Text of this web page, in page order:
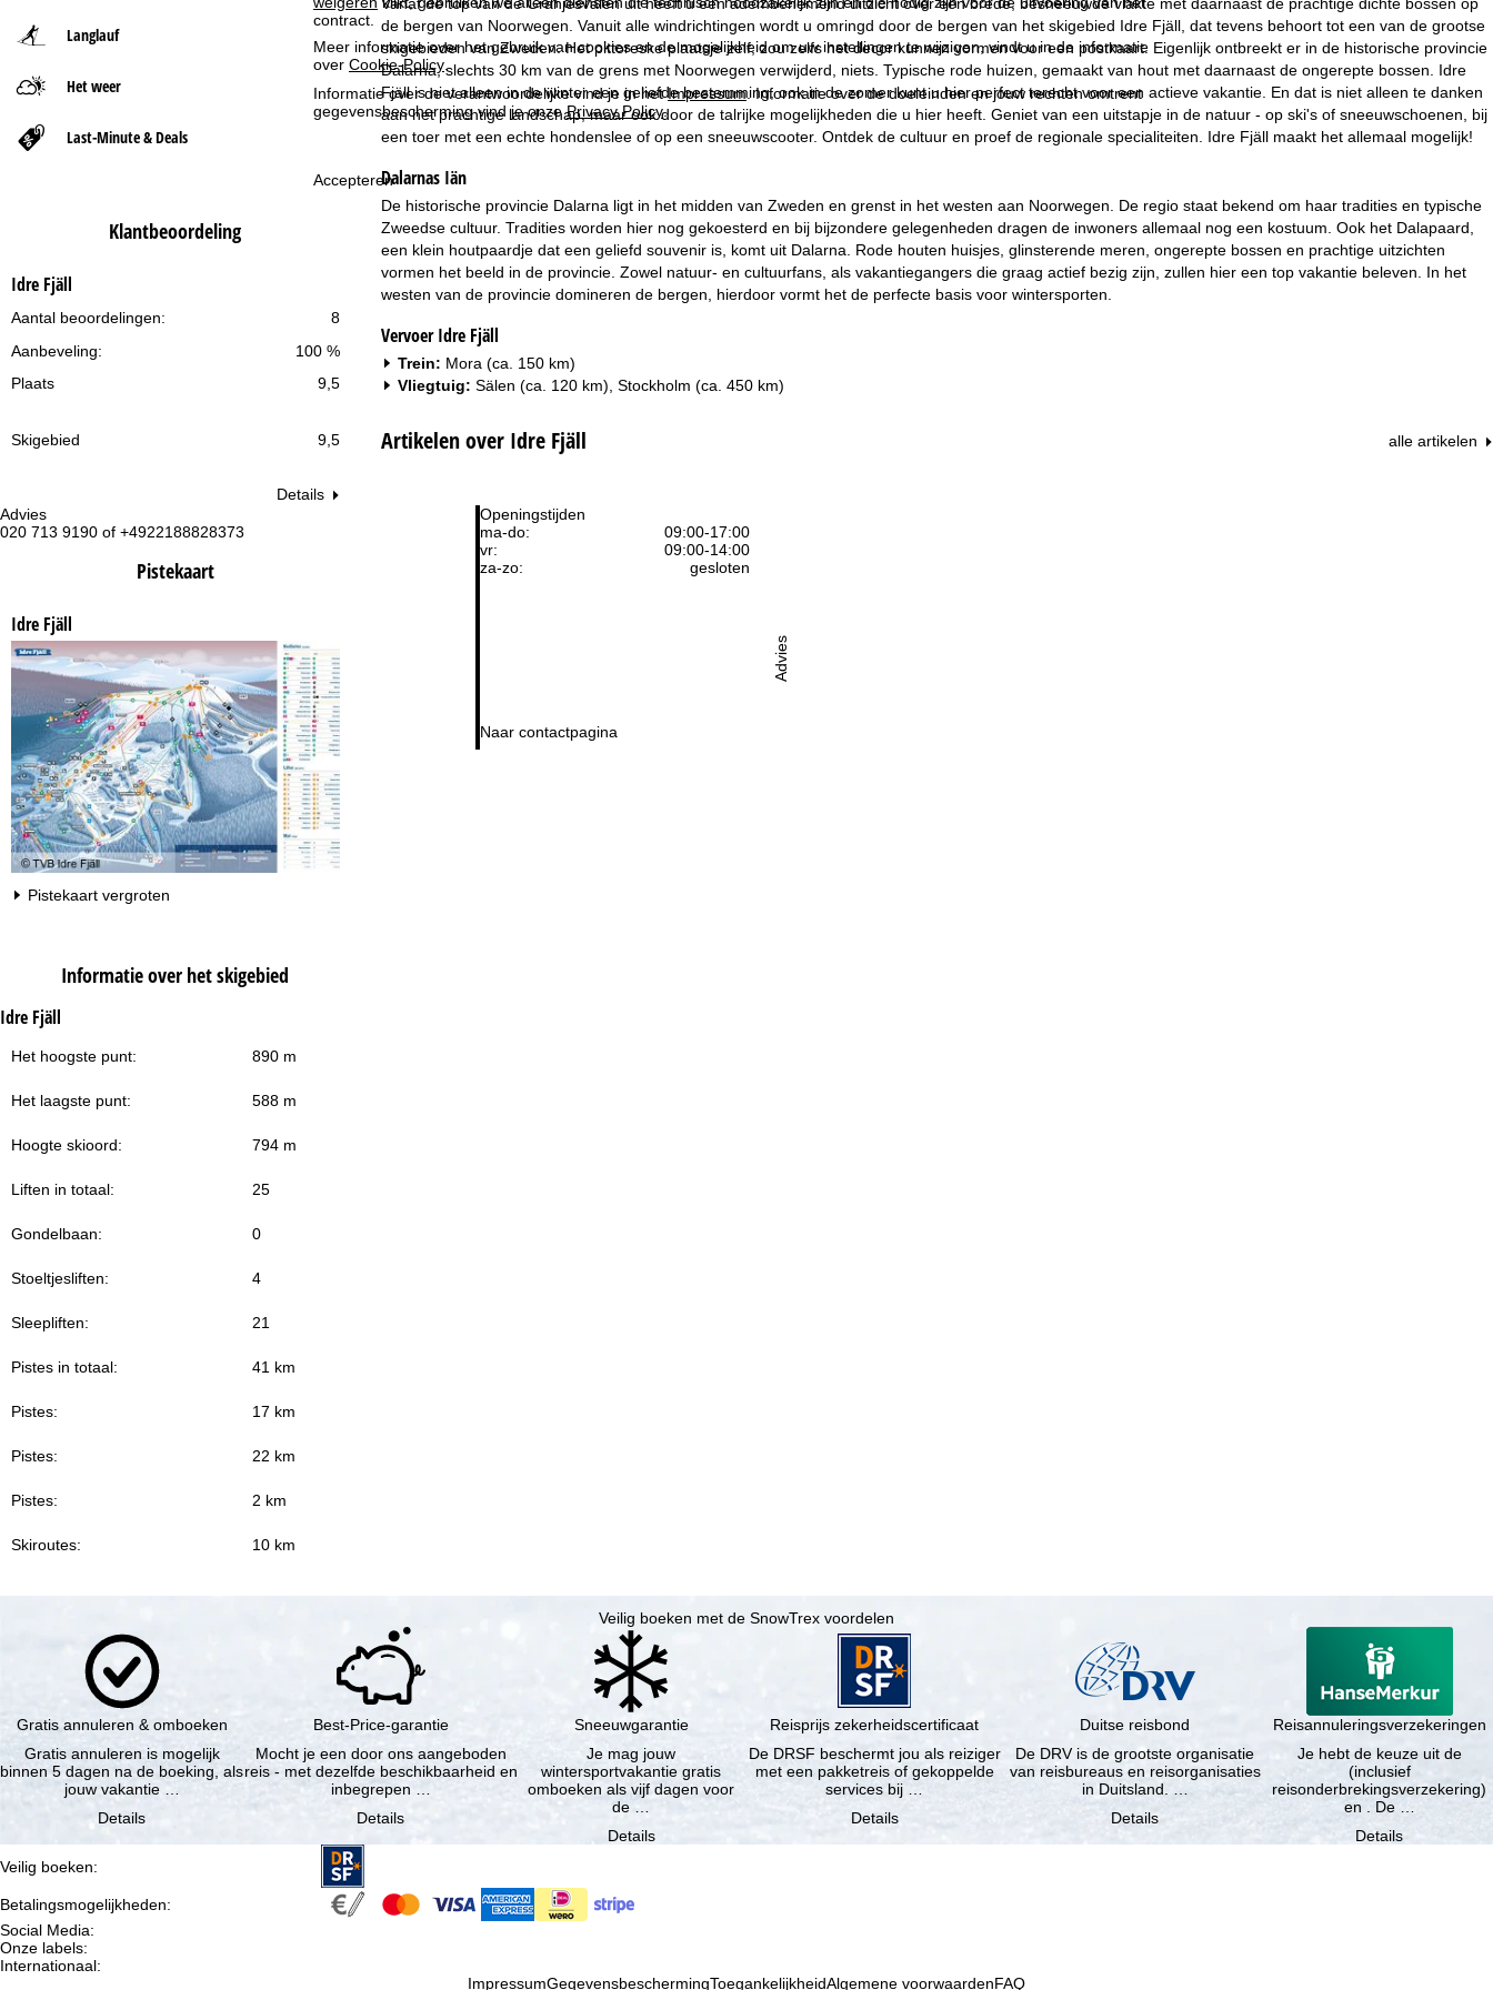
contract.
Meer informatie over het gebruik van cookies en de mogelijkheid om uw instellingen te wijzigen, vindt u in de informatie
over Cookie-Policy.
Informatie over de verantwoordelijke vind je in hetImpressum. Informatie over de doeleinden en jouw rechten omtrent
gegevensbescherming vind je onzePrivacy Policy.
Accepteren
Advies
020 713 9190 of +4922188828373
Openingstijden
ma-do:
09:00-17:00
vr:
09:00-14:00
za-zo:
gesloten
Naar contactpagina
Advies
Langlauf
Het weer
Last-Minute & Deals
Klantbeoordeling
Idre Fjäll
8
Aantal beoordelingen:
100 %
Aanbeveling:
Plaats
9,5
Skigebied 9,5
Details
Pistekaart
Idre Fjäll
Pistekaart vergroten
Informatie over het skigebied
Idre Fjäll
Het hoogste punt: 890 m
Het laagste punt: 588 m
Hoogte skioord: 794 m
Liften in totaal: 25
Gondelbaan: 0
Stoeltjesliften: 4
Sleepliften: 21
Pistes in totaal: 41 km
Pistes: 17 km
Pistes: 22 km
Pistes: 2 km
Skiroutes: 10 km
t
p
a
g
i
n
de bergen van Noorwegen. Vanuit alle windrichtingen wordt u omringd door de bergen van het skigebied Idre Fjäll, dat tevens behoort tot een van de grootse
skigebieden van Zweden. Het pittoreske plaatsje zelf, zou zelfs het decor kunnen vormen voor een postkaart. Eigenlijk ontbreekt er in de historische provincie
Dalarna, slechts 30 km van de grens met Noorwegen verwijderd, niets. Typische rode huizen, gemaakt van hout met daarnaast de ongerepte bossen. Idre
Fjäll is niet alleen in de winter een geliefde bestemming, ook in de zomer kunt u hier perfect terecht voor een actieve vakantie. En dat is niet alleen te danken
aan het prachtige landschap, maar ook door de talrijke mogelijkheden die u hier heeft. Geniet van een uitstapje in de natuur - op ski's of sneeuwschoenen, bij
een toer met een echte hondenslee of op een sneeuwscooter. Ontdek de cultuur en proef de regionale specialiteiten. Idre Fjäll maakt het allemaal mogelijk!
Dalarnas Iän
De historische provincie Dalarna ligt in het midden van Zweden en grenst in het westen aan Noorwegen. De regio staat bekend om haar tradities en typische
Zweedse cultuur. Tradities worden hier nog gekoesterd en bij bijzondere gelegenheden dragen de inwoners allemaal nog een kostuum. Ook het Dalapaard,
een klein houtpaardje dat een geliefd souvenir is, komt uit Dalarna. Rode houten huisjes, glinsterende meren, ongerepte bossen en prachtige uitzichten
vormen het beeld in de provincie. Zowel natuur- en cultuurfans, als vakantiegangers die graag actief bezig zijn, zullen hier een top vakantie beleven. In het
westen van de provincie domineren de bergen, hierdoor vormt het de perfecte basis voor wintersporten.
Vervoer Idre Fjäll
Trein: Mora (ca. 150 km)
Vliegtuig: Sälen (ca. 120 km), Stockholm (ca. 450 km)
Artikelen over Idre Fjäll alle artikelen
Veilig boeken met de SnowTrex voordelen
Gratis annuleren & omboeken
Gratis annuleren is mogelijk
binnen 5 dagen na de boeking, als
jouw vakantie …
Details
Best-Price-garantie
Mocht je een door ons aangeboden
reis - met dezelfde beschikbaarheid en
inbegrepen …
Details
Sneeuwgarantie
Je mag jouw
wintersportvakantie gratis
omboeken als vijf dagen voor
de …
Details
Reisprijs zekerheidscertificaat
De DRSF beschermt jou als reiziger
met een pakketreis of gekoppelde
services bij …
Details
Duitse reisbond
De DRV is de grootste organisatie
van reisbureaus en reisorganisaties
in Duitsland. …
Details
Reisannuleringsverzekeringen
Je hebt de keuze uit de
(inclusief
reisonderbrekingsverzekering)
en . De …
Details
Veilig boeken:
Betalingsmogelijkheden:
Social Media:
Onze labels:
Internationaal:
ImpressumGegevensbeschermingToegankelijkheidAlgemene voorwaardenFAQ